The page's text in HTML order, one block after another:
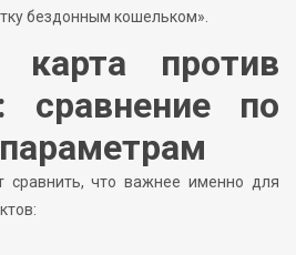
бездонным кошельком».
карта против
сравнение по
сравнить, что важнее именно для